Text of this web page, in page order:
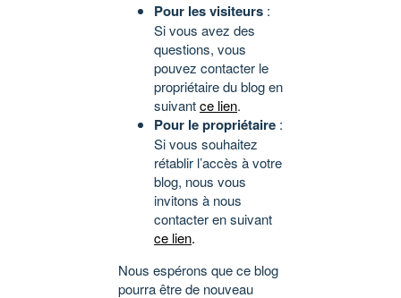
Pour les visiteurs :
Si vous avez des
questions, vous
pouvez contacter le
propriétaire du blog en
suivantce lien.
Pour le propriétaire :
Si vous souhaitez
rétablir l’accès à votre
blog, nous vous
invitons à nous
contacter en suivant
ce lien.
Nous espérons que ce blog
pourra être de nouveau